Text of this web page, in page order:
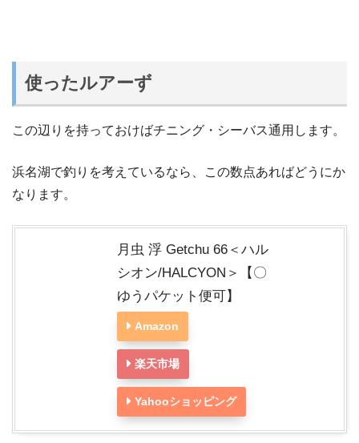
使ったルアーず
この辺りを持っておけばチニング・シーバス通用します。
浜名湖で釣りを考えているなら、この数点あればどうにか
なります。
月虫 浮 Getchu 66＜ハル
シオン/HALCYON＞【〇
ゆうパケット便可】
Amazon
楽天市場
Yahooショッピング